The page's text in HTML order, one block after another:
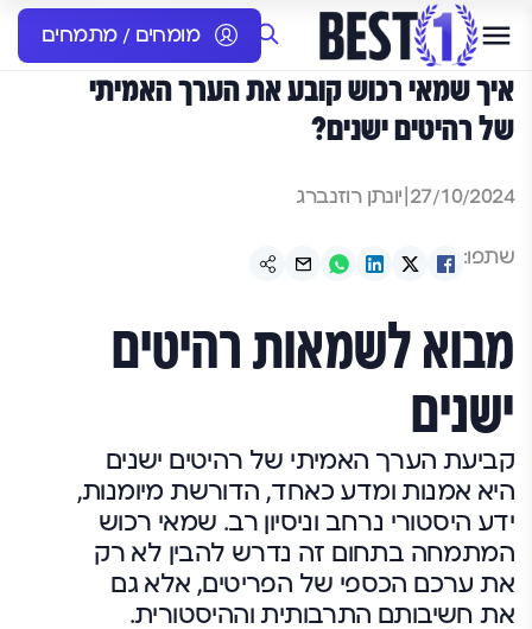
מומחים / מתמחים
איך שמאי רכוש קובע את הערך האמיתי
של רהיטים ישנים?
27/10/2024 יונתן רוזנברג
שתפו:
מבוא לשמאות רהיטים
ישנים
קביעת הערך האמיתי של רהיטים ישנים
היא אמנות ומדע כאחד, הדורשת מיומנות,
ידע היסטורי נרחב וניסיון רב. שמאי רכוש
המתמחה בתחום זה נדרש להבין לא רק
את ערכם הכספי של הפריטים, אלא גם
את חשיבותם התרבותית וההיסטורית.